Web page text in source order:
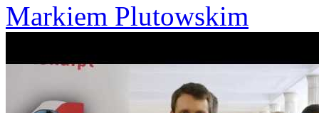
Markiem Plutowskim